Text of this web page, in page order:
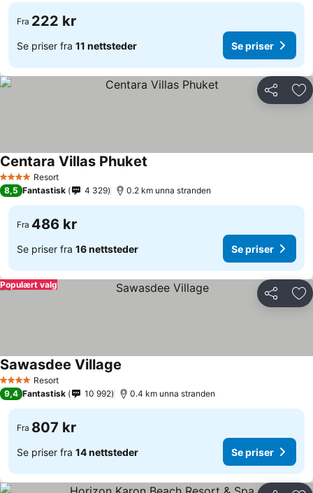
Fra 222 kr
Se priser fra 11 nettsteder Se priser
Del
4 StjernerResort
Centara Villas Phuket
8,5 Fantastisk 4 329 0.2 km unna stranden
Fra 486 kr
Se priser fra 16 nettsteder Se priser
Del
Populært valg
4 StjernerResort
Sawasdee Village
9,4 Fantastisk 10 992 0.4 km unna stranden
Fra 807 kr
Se priser fra 14 nettsteder Se priser